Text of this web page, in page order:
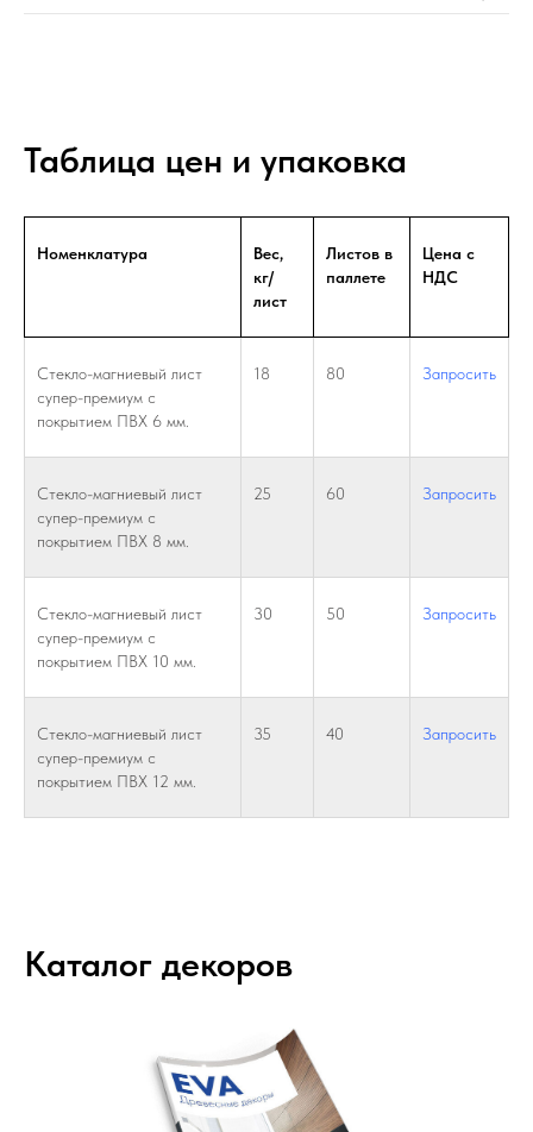
Таблица цен и упаковка
Номенклатура
Вес,
кг/
лист
Листов в
паллете
Цена с
НДС
Стекло-магниевый лист
супер-премиум с
покрытием ПВХ 6 мм.
18 80 Запросить
Стекло-магниевый лист
супер-премиум с
покрытием ПВХ 8 мм.
25 60 Запросить
Стекло-магниевый лист
супер-премиум с
покрытием ПВХ 10 мм.
30 50 Запросить
Стекло-магниевый лист
супер-премиум с
покрытием ПВХ 12 мм.
35 40 Запросить
Каталог декоров